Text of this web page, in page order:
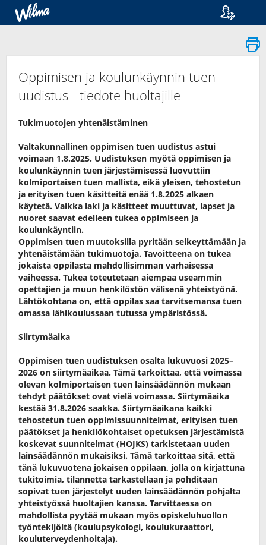
Suomi
Svenska
Oppimisen ja koulunkäynnin tuen
uudistus - tiedote huoltajille
Tukimuotojen yhtenäistäminen
Valtakunnallinen oppimisen tuen uudistus astui
voimaan 1.8.2025. Uudistuksen myötä oppimisen ja
koulunkäynnin tuen järjestämisessä luovuttiin
kolmiportaisen tuen mallista, eikä yleisen, tehostetun
ja erityisen tuen käsitteitä enää 1.8.2025 alkaen
käytetä. Vaikka laki ja käsitteet muuttuvat, lapset ja
nuoret saavat edelleen tukea oppimiseen ja
koulunkäyntiin.
Oppimisen tuen muutoksilla pyritään selkeyttämään ja
yhtenäistämään tukimuotoja. Tavoitteena on tukea
jokaista oppilasta mahdollisimman varhaisessa
vaiheessa. Tukea toteutetaan aiempaa useammin
opettajien ja muun henkilöstön välisenä yhteistyönä.
Lähtökohtana on, että oppilas saa tarvitsemansa tuen
omassa lähikoulussaan tutussa ympäristössä.
Siirtymäaika
Oppimisen tuen uudistuksen osalta lukuvuosi 2025–
2026 on siirtymäaikaa. Tämä tarkoittaa, että voimassa
olevan kolmiportaisen tuen lainsäädännön mukaan
tehdyt päätökset ovat vielä voimassa. Siirtymäaika
kestää 31.8.2026 saakka. Siirtymäaikana kaikki
tehostetun tuen oppimissuunnitelmat, erityisen tuen
päätökset ja henkilökohtaiset opetuksen järjestämistä
koskevat suunnitelmat (HOJKS) tarkistetaan uuden
lainsäädännön mukaisiksi. Tämä tarkoittaa sitä, että
tänä lukuvuotena jokaisen oppilaan, jolla on kirjattuna
tukitoimia, tilannetta tarkastellaan ja pohditaan
sopivat tuen järjestelyt uuden lainsäädännön pohjalta
yhteistyössä huoltajien kanssa. Tarvittaessa on
mahdollista pyytää mukaan myös opiskeluhuollon
työntekijöitä (koulupsykologi, koulukuraattori,
kouluterveydenhoitaja).